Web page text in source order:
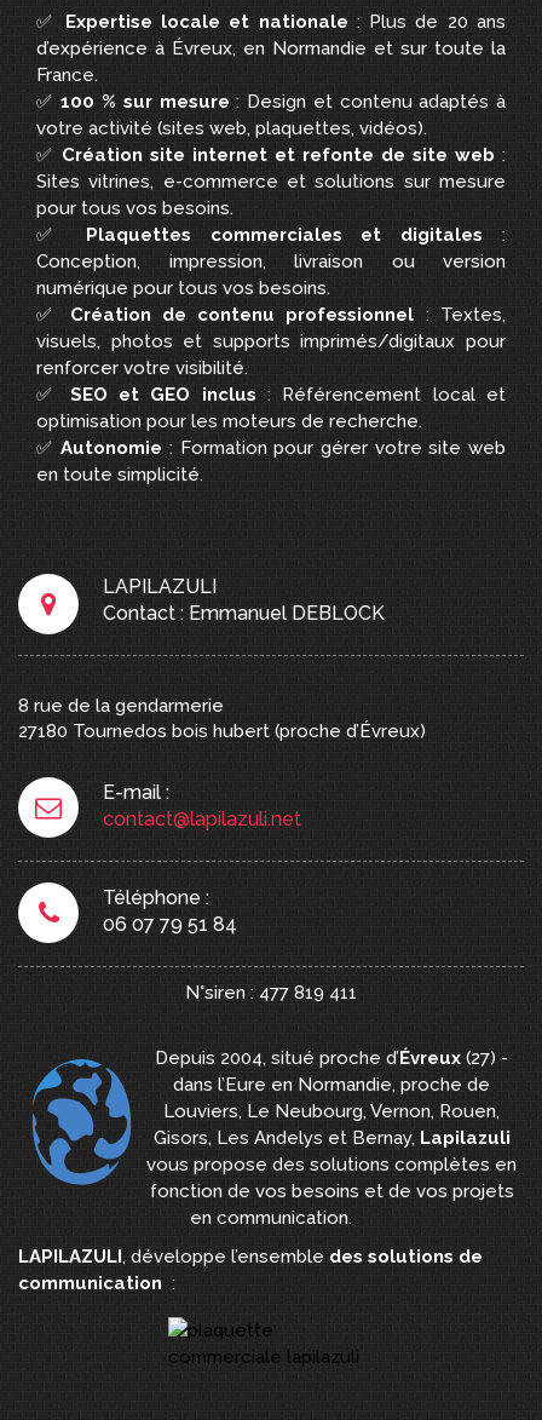
✅ Expertise locale et nationale : Plus de 20 ans
d’expérience à Évreux, en Normandie et sur toute la
France.
✅100 % sur mesure : Design et contenu adaptés à
votre activité (sites web, plaquettes, vidéos).
✅ Création site internet et refonte de site web :
Sites vitrines, e-commerce et solutions sur mesure
pour tous vos besoins.
✅ Plaquettes commerciales et digitales :
Conception, impression, livraison ou version
numérique pour tous vos besoins.
✅ Création de contenu professionnel : Textes,
visuels, photos et supports imprimés/digitaux pour
renforcer votre visibilité.
✅ SEO et GEO inclus : Référencement local et
optimisation pour les moteurs de recherche.
✅Autonomie : Formation pour gérer votre site web
en toute simplicité.
LAPILAZULI
Contact : Emmanuel DEBLOCK
8 rue de la gendarmerie
27180 Tournedos bois hubert (proche d’Évreux)
E-mail :
contact@lapilazuli.net
Téléphone :
06 07 79 51 84
N°siren : 477 819 411
Depuis 2004, situé proche d’Évreux (27) -
dans l’Eure en Normandie, proche de
Louviers, Le Neubourg, Vernon, Rouen,
Gisors, Les Andelys et Bernay, Lapilazuli
vous propose des solutions complètes en
fonction de vos besoins et de vos projets
en communication.
LAPILAZULI, développe l’ensemble des solutions de
communication :